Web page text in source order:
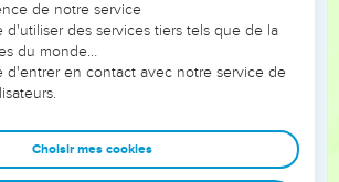
ordres qu'il avait reçus de l'Éternel, sur la
achevé de leur parler, il mit un voile sur
devant l'Éternel, pour lui parler, il
ce qu'il sortît ; et quand il sortait, il disait
de notre service
d'utiliser des services tiers tels que de la
du monde…
d'entrer en contact avec notre service de
Choisir mes cookies